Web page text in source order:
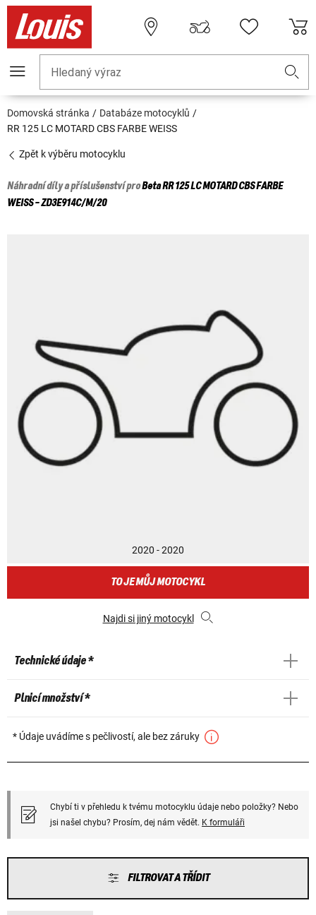
Hledaný výraz
Domovská stránka
Databáze motocyklů
RR 125 LC MOTARD CBS FARBE WEISS
Zpět k výběru motocyklu
Náhradní díly a příslušenství proBetaRR 125 LC MOTARD CBS FARBE
WEISS - ZD3E914C/M/20
2020 - 2020
TO JE MŮJ MOTOCYKL
Najdi si jiný motocykl
Technické údaje *
Plnicí množství *
* Údaje uvádíme s pečlivostí, ale bez záruky
Chybí ti v přehledu k tvému motocyklu údaje nebo položky? Nebo
jsi našel chybu? Prosím, dej nám vědět. K formuláři
FILTROVAT A TŘÍDIT